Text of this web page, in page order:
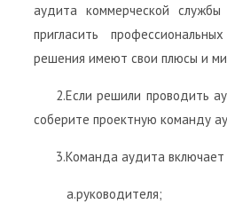
аудита коммерческой службы
пригласить
решения имеют свои плюсы и
2.Если решили проводить
соберите проектную команду
3.Команда аудита включает
a.руководителя;